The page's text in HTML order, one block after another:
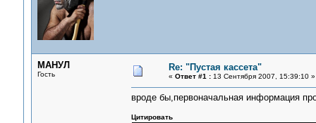
МАНУЛ
Гость
Re: "Пустая кассета"
« Ответ #1 :13 Сентября 2007, 15:39:10 »
вроде бы,первоначальная информация
Цитировать